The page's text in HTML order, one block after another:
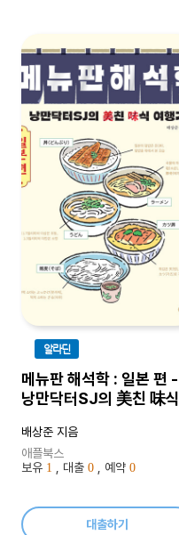
알라딘
메뉴판 해석학 : 일본 편 -
낭만닥터SJ의 美친 味식
배상준 지음
애플북스
보유 1 , 대출 0 , 예약 0
대출하기